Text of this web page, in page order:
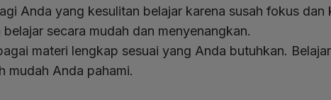
Anda yang kesulitan belajar karena susah fokus dan
secara mudah dan menyenangkan.
materi lengkap sesuai yang Anda butuhkan.
mudah Anda pahami.